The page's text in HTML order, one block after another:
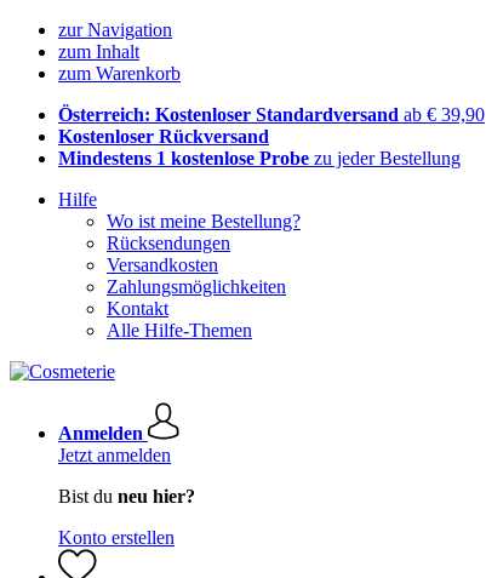
zur Navigation
zum Inhalt
zum Warenkorb
Österreich: Kostenloser Standardversand ab € 39,90
Kostenloser Rückversand
Mindestens 1 kostenlose Probe zu jeder Bestellung
Hilfe
Wo ist meine Bestellung?
Rücksendungen
Versandkosten
Zahlungsmöglichkeiten
Kontakt
Alle Hilfe-Themen
Anmelden
Jetzt anmelden
Bist du neu hier?
Konto erstellen